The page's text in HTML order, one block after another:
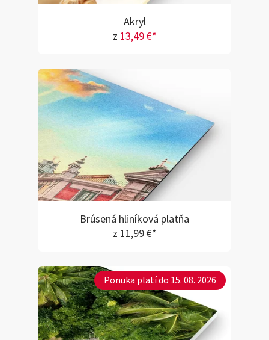
Akryl
z 13,49 €*
Brúsená hliníková platňa
z 11,99 €*
Ponuka platí do 15. 08. 2026